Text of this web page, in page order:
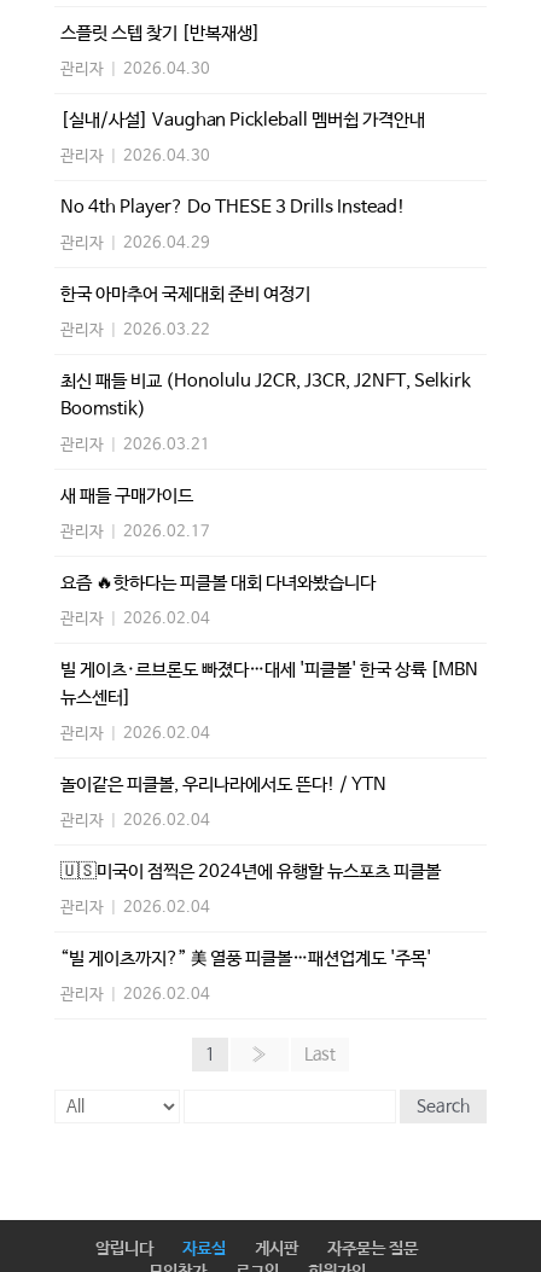
스플릿 스텝 찾기 [반복재생]
관리자 2026.04.30
[실내/사설] Vaughan Pickleball 멤버쉽 가격안내
관리자 2026.04.30
No 4th Player? Do THESE 3 Drills Instead!
관리자 2026.04.29
한국 아마추어 국제대회 준비 여정기
관리자 2026.03.22
최신 패들 비교 (Honolulu J2CR, J3CR, J2NFT, Selkirk
Boomstik)
관리자 2026.03.21
새 패들 구매가이드
관리자 2026.02.17
요즘 🔥핫하다는 피클볼 대회 다녀와봤습니다
관리자 2026.02.04
빌 게이츠·르브론도 빠졌다…대세 '피클볼' 한국 상륙 [MBN
뉴스센터]
관리자 2026.02.04
놀이같은 피클볼, 우리나라에서도 뜬다! / YTN
관리자 2026.02.04
🇺🇸미국이 점찍은 2024년에 유행할 뉴스포츠 피클볼
관리자 2026.02.04
“빌 게이츠까지?” 美 열풍 피클볼…패션업계도 '주목'
관리자 2026.02.04
1 » Last
Search
알립니다 자료실 게시판
자주묻는 질문